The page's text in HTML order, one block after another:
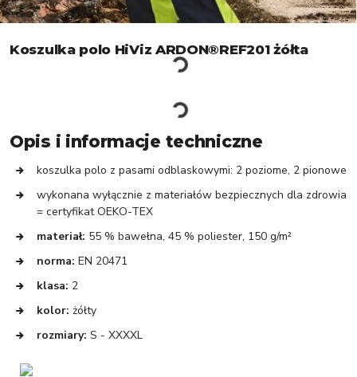
Koszulka polo HiViz ARDON®REF201 żółta
Opis i informacje techniczne
koszulka polo z pasami odblaskowymi: 2 poziome, 2 pionowe
wykonana wyłącznie z materiałów bezpiecznych dla zdrowia
= certyfikat OEKO-TEX
materiał: 55 % bawełna, 45 % poliester, 150 g/m²
norma: EN 20471
klasa: 2
kolor: żółty
rozmiary: S - XXXXL